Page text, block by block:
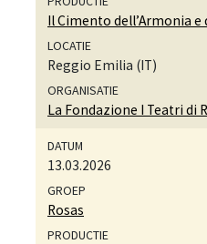
Il Cimento dell’Armonia e
Reggio Emilia (IT)
La Fondazione I Teatri di
13.03.2026
Rosas